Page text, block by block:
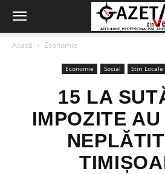
Acasă Economie
Economie Social Stiri Locale
15 LA
IMPOZITE